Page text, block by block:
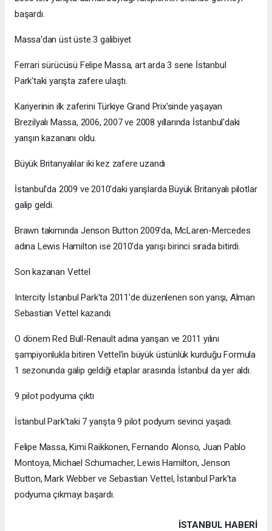
başardı.
Massa'dan üst üste 3 galibiyet
Ferrari sürücüsü Felipe Massa, art arda 3 sene İstanbul
Park'taki yarışta zafere ulaştı.
Kariyerinin ilk zaferini Türkiye Grand Prix'sinde yaşayan
Brezilyalı Massa, 2006, 2007 ve 2008 yıllarında İstanbul'daki
yarışın kazananı oldu.
Büyük Britanyalılar iki kez zafere uzandı
İstanbul'da 2009 ve 2010'daki yarışlarda Büyük Britanyalı pilotlar
galip geldi.
Brawn takımında Jenson Button 2009'da, McLaren-Mercedes
adına Lewis Hamilton ise 2010'da yarışı birinci sırada bitirdi.
Son kazanan Vettel
Intercity İstanbul Park'ta 2011'de düzenlenen son yarışı, Alman
Sebastian Vettel kazandı.
O dönem Red Bull-Renault adına yarışan ve 2011 yılını
şampiyonlukla bitiren Vettel'in büyük üstünlük kurduğu Formula
1 sezonunda galip geldiği etaplar arasında İstanbul da yer aldı.
9 pilot podyuma çıktı
İstanbul Park'taki 7 yarışta 9 pilot podyum sevinci yaşadı.
Felipe Massa, Kimi Raikkonen, Fernando Alonso, Juan Pablo
Montoya, Michael Schumacher, Lewis Hamilton, Jenson
Button, Mark Webber ve Sebastian Vettel, İstanbul Park'ta
podyuma çıkmayı başardı.
İSTANBUL HABERİ